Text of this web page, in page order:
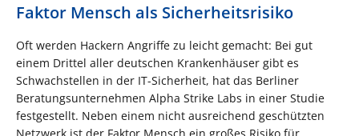
Faktor Mensch als Sicherheitsrisiko
Oft werden Hackern Angriffe zu leicht gemacht: Bei gut
einem Drittel aller deutschen Krankenhäuser gibt es
Schwachstellen in der IT-Sicherheit, hat das Berliner
Beratungsunternehmen Alpha Strike Labs in einer Studie
festgestellt. Neben einem nicht ausreichend geschützten
Netzwerk ist der Faktor Mensch ein großes Risiko für